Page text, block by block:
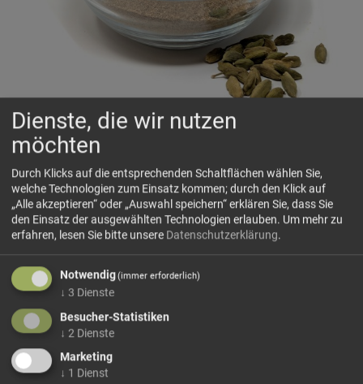
Cardamom gemahlen
Grüne Kapseln, warm duftend und edel würzig
🗺 Herkunft
Cardamom gehört zur Familie der Ingwergewächse und
Südindiens und Sri Lankas. Heute zählt
wichtigsten Anbaugebieten weltweit und ist...
mehr Infos +
Dieses Produkt führen wir lose.
Dienste, die wir nutzen
möchten
Durch Klicks auf die entsprechenden Schaltflächen wählen Sie,
welche Technologien zum Einsatz kommen; durch den Klick auf
„Alle akzeptieren“ oder „Auswahl speichern“ erklären Sie, dass Sie
den Einsatz der ausgewählten Technologien erlauben. Um mehr zu
erfahren, lesen Sie bitte unsere Datenschutzerklärung.
Notwendig(immer erforderlich)
↓ 3 Dienste
Besucher-Statistiken
↓ 2 Dienste
Marketing
↓ 1 Dienst